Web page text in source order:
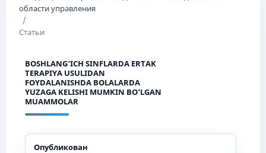
области управления
/
Статьи
BOSHLANG‘ICH SINFLARDA ERTAK
TERAPIYA USULIDAN
FOYDALANISHDA BOLALARDA
YUZAGA KELISHI MUMKIN BO‘LGAN
MUAMMOLAR
Опубликован